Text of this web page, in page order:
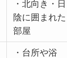
・北向き・日
陰に囲まれた
部屋
・台所や浴